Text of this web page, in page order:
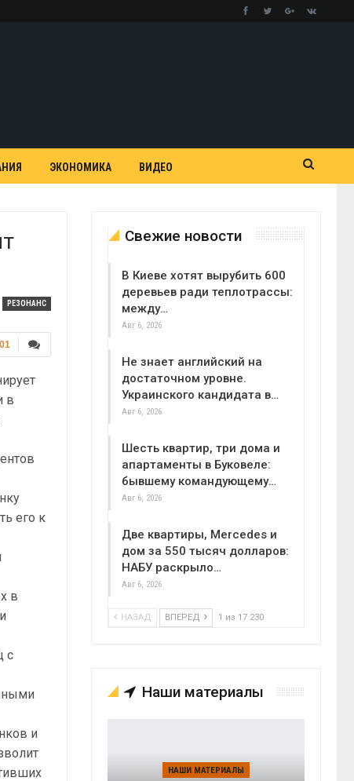
ЭКОНОМИКА ВИДЕО
РЕЗОНАНС
в
его к
в
с
и
Свежие новости
В Киеве хотят вырубить 600
деревьев ради теплотрассы:
между…
Авг 6, 2026
Не знает английский на
достаточном уровне.
Украинского кандидата в…
Авг 6, 2026
Шесть квартир, три дома и
апартаменты в Буковеле:
бывшему командующему…
Авг 6, 2026
Две квартиры, Mercedes и
дом за 550 тысяч долларов:
НАБУ раскрыло…
Авг 6, 2026
НАЗАД ВПЕРЕД 1 из 17 230
Наши материалы
НАШИ МАТЕРИАЛЫ